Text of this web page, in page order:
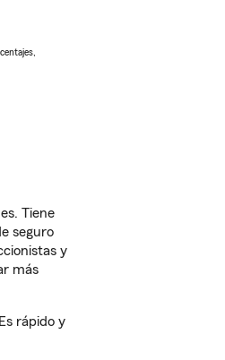
Tiene
seguro
y
más
rápido y